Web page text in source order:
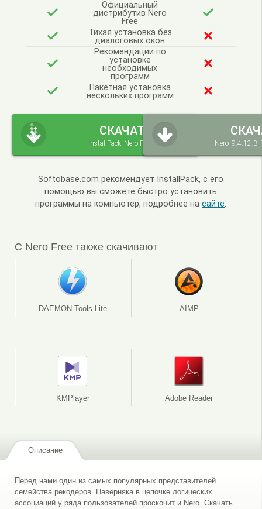
Официальный
дистрибутив Nero
Free
Тихая установка без
диалоговых окон
Рекомендации по
установке
необходимых
программ
Пакетная установка
нескольких программ
СКАЧАТЬ
InstallPack_Nero-Free.exe
Softobase.com рекомендует InstallPack, с его
помощью вы сможете быстро установить
программы на компьютер, подробнее насайте.
С Nero Free также скачивают
DAEMON Tools Lite AIMP
KMPlayer Adobe Reader
Описание
Перед нами один из самых популярных представителей
семейства рекодеров. Наверняка в цепочке логических
ассоциаций у ряда пользователей проскочит и Nero. Скачать